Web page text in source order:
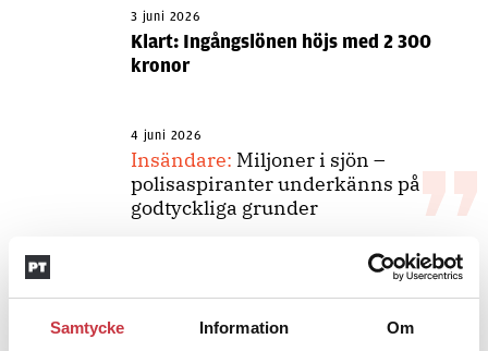
Samtycke Information Om
3 juni 2026
Klart: Ingångslönen höjs med 2 300
kronor
4 juni 2026
Insändare: Miljoner i sjön –
polisaspiranter underkänns på
godtyckliga grunder
– nu ska han lära sig grunderna